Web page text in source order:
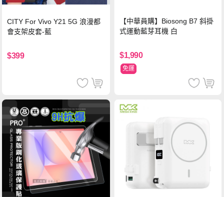
CITY For Vivo Y21 5G 浪漫都
會支架皮套-藍
$399
【中華員購】Biosong B7 斜掛
式運動藍芽耳機 白
$1,990
免運